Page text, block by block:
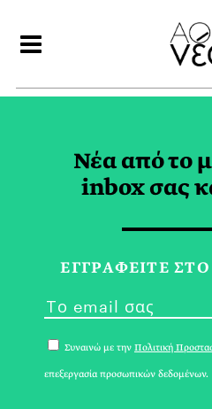
ΜΑΝΔΗΛΑΡΙΑ
Νέα από το
inbox σας
ΕΓΓPΑΦΕΙΤΕ ΣΤΟ
Συναινώ με την Πολιτική
επεξεργασία προσωπικών δεδομένων.